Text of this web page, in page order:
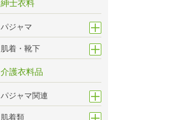
紳士衣料
パジャマ
肌着・靴下
介護衣料品
パジャマ関連
肌着類